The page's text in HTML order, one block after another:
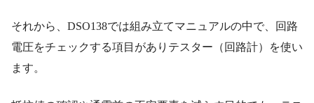
それから、DSO138では組み立てマニュアルの中で、回路
電圧をチェックする項目がありテスター（回路計）を使い
ます。